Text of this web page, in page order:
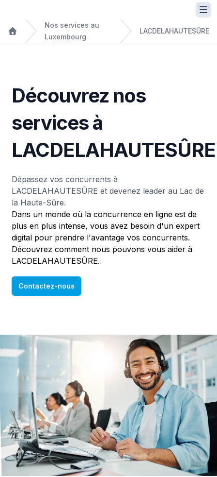
Nos services au
Luxembourg
LACDELAHAUTESÛRE
Découvrez nos
services à
LACDELAHAUTESÛRE
Dépassez vos concurrents à
LACDELAHAUTESÛRE et devenez leader au Lac de
la Haute-Sûre.
Dans un monde où la concurrence en ligne est de
plus en plus intense, vous avez besoin d'un expert
digital pour prendre l'avantage vos concurrents.
Découvrez comment nous pouvons vous aider à
LACDELAHAUTESÛRE.
Contactez-nous